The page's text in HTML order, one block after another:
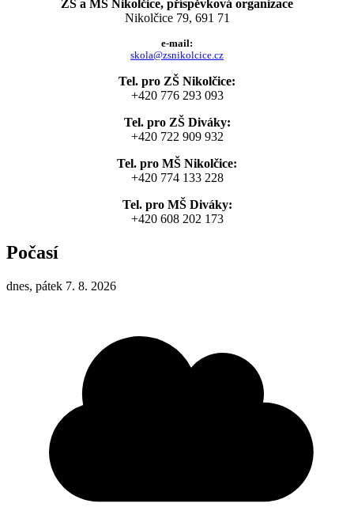
ZŠ a MŠ Nikolčice, příspěvková organizace
Nikolčice 79, 691 71
e-mail:
skola@zsnikolcice.cz
Tel. pro ZŠ Nikolčice:
+420 776 293 093
Tel. pro ZŠ Diváky:
+420 722 909 932
Tel. pro MŠ Nikolčice:
+420 774 133 228
Tel. pro MŠ Diváky:
+420 608 202 173
Počasí
dnes, pátek 7. 8. 2026